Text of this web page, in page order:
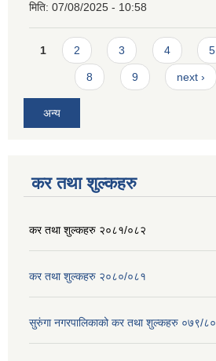
मिति: 07/08/2025 - 10:58
Pages
1 2 3 4 5
8 9 next ›
अन्य
कर तथा शुल्कहरु
कर तथा शुल्कहरु २०८१/०८२
कर तथा शुल्कहरु २०८०/०८१
सुरुंगा नगरपालिकाको कर तथा शुल्कहरु ०७९/८०